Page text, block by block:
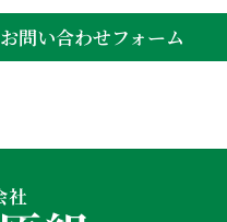
お問い合わせフォーム